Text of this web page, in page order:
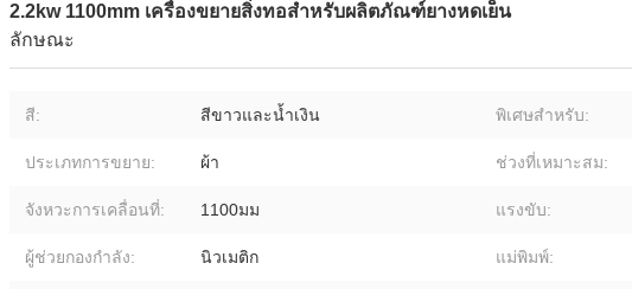
2.2kw 1100mm เครื่องขยายสิ่งทอสำหรับผลิตภัณฑ์ยางหดเย็น
ลักษณะ
สี: สีขาวและน้ำเงิน พิเศษสำหรับ:
ประเภทการขยาย: ผ้า ช่วงที่เหมาะสม:
จังหวะการเคลื่อนที่: 1100มม แรงขับ:
ผู้ช่วยกองกำลัง: นิวเมติก แม่พิมพ์: